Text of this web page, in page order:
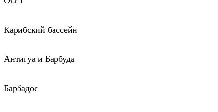
Карибский бассейн
Антигуа и Барбуда
Барбадос